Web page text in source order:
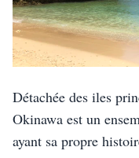
Détachée des iles
Okinawa est un
ayant sa propre